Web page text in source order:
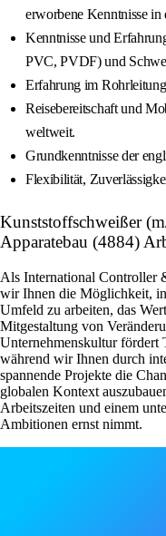
erworbene Kenntnisse in
Kenntnisse und
PVC, PVDF) und
Erfahrung im
Reisebereitschaft und
weltweit.
Grundkenntnisse der
Flexibilität,
Kunststoffschweißer
Apparatebau (4884)
Als International Controller
wir Ihnen die Möglichkeit,
Umfeld zu arbeiten, das
Mitgestaltung von
Unternehmenskultur fördert
während wir Ihnen durch
spannende Projekte die
globalen Kontext
Arbeitszeiten und einem
Ambitionen ernst nimmt.